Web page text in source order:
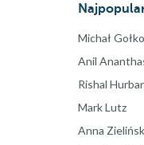
Michał
Anil
Rishal
Mark Lutz
Anna